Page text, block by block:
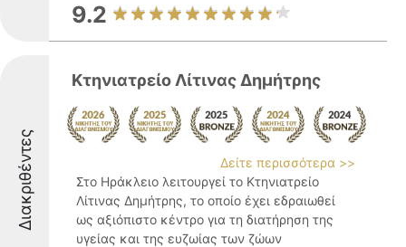
9.2
Διακριθέντες
Κτηνιατρείο Λίτινας Δημήτρης
Δείτε περισσότερα >>
Στο Ηράκλειο λειτουργεί το Κτηνιατρείο
Λίτινας Δημήτρης, το οποίο έχει εδραιωθεί
ως αξιόπιστο κέντρο για τη διατήρηση της
υγείας και της ευζωίας των ζώων